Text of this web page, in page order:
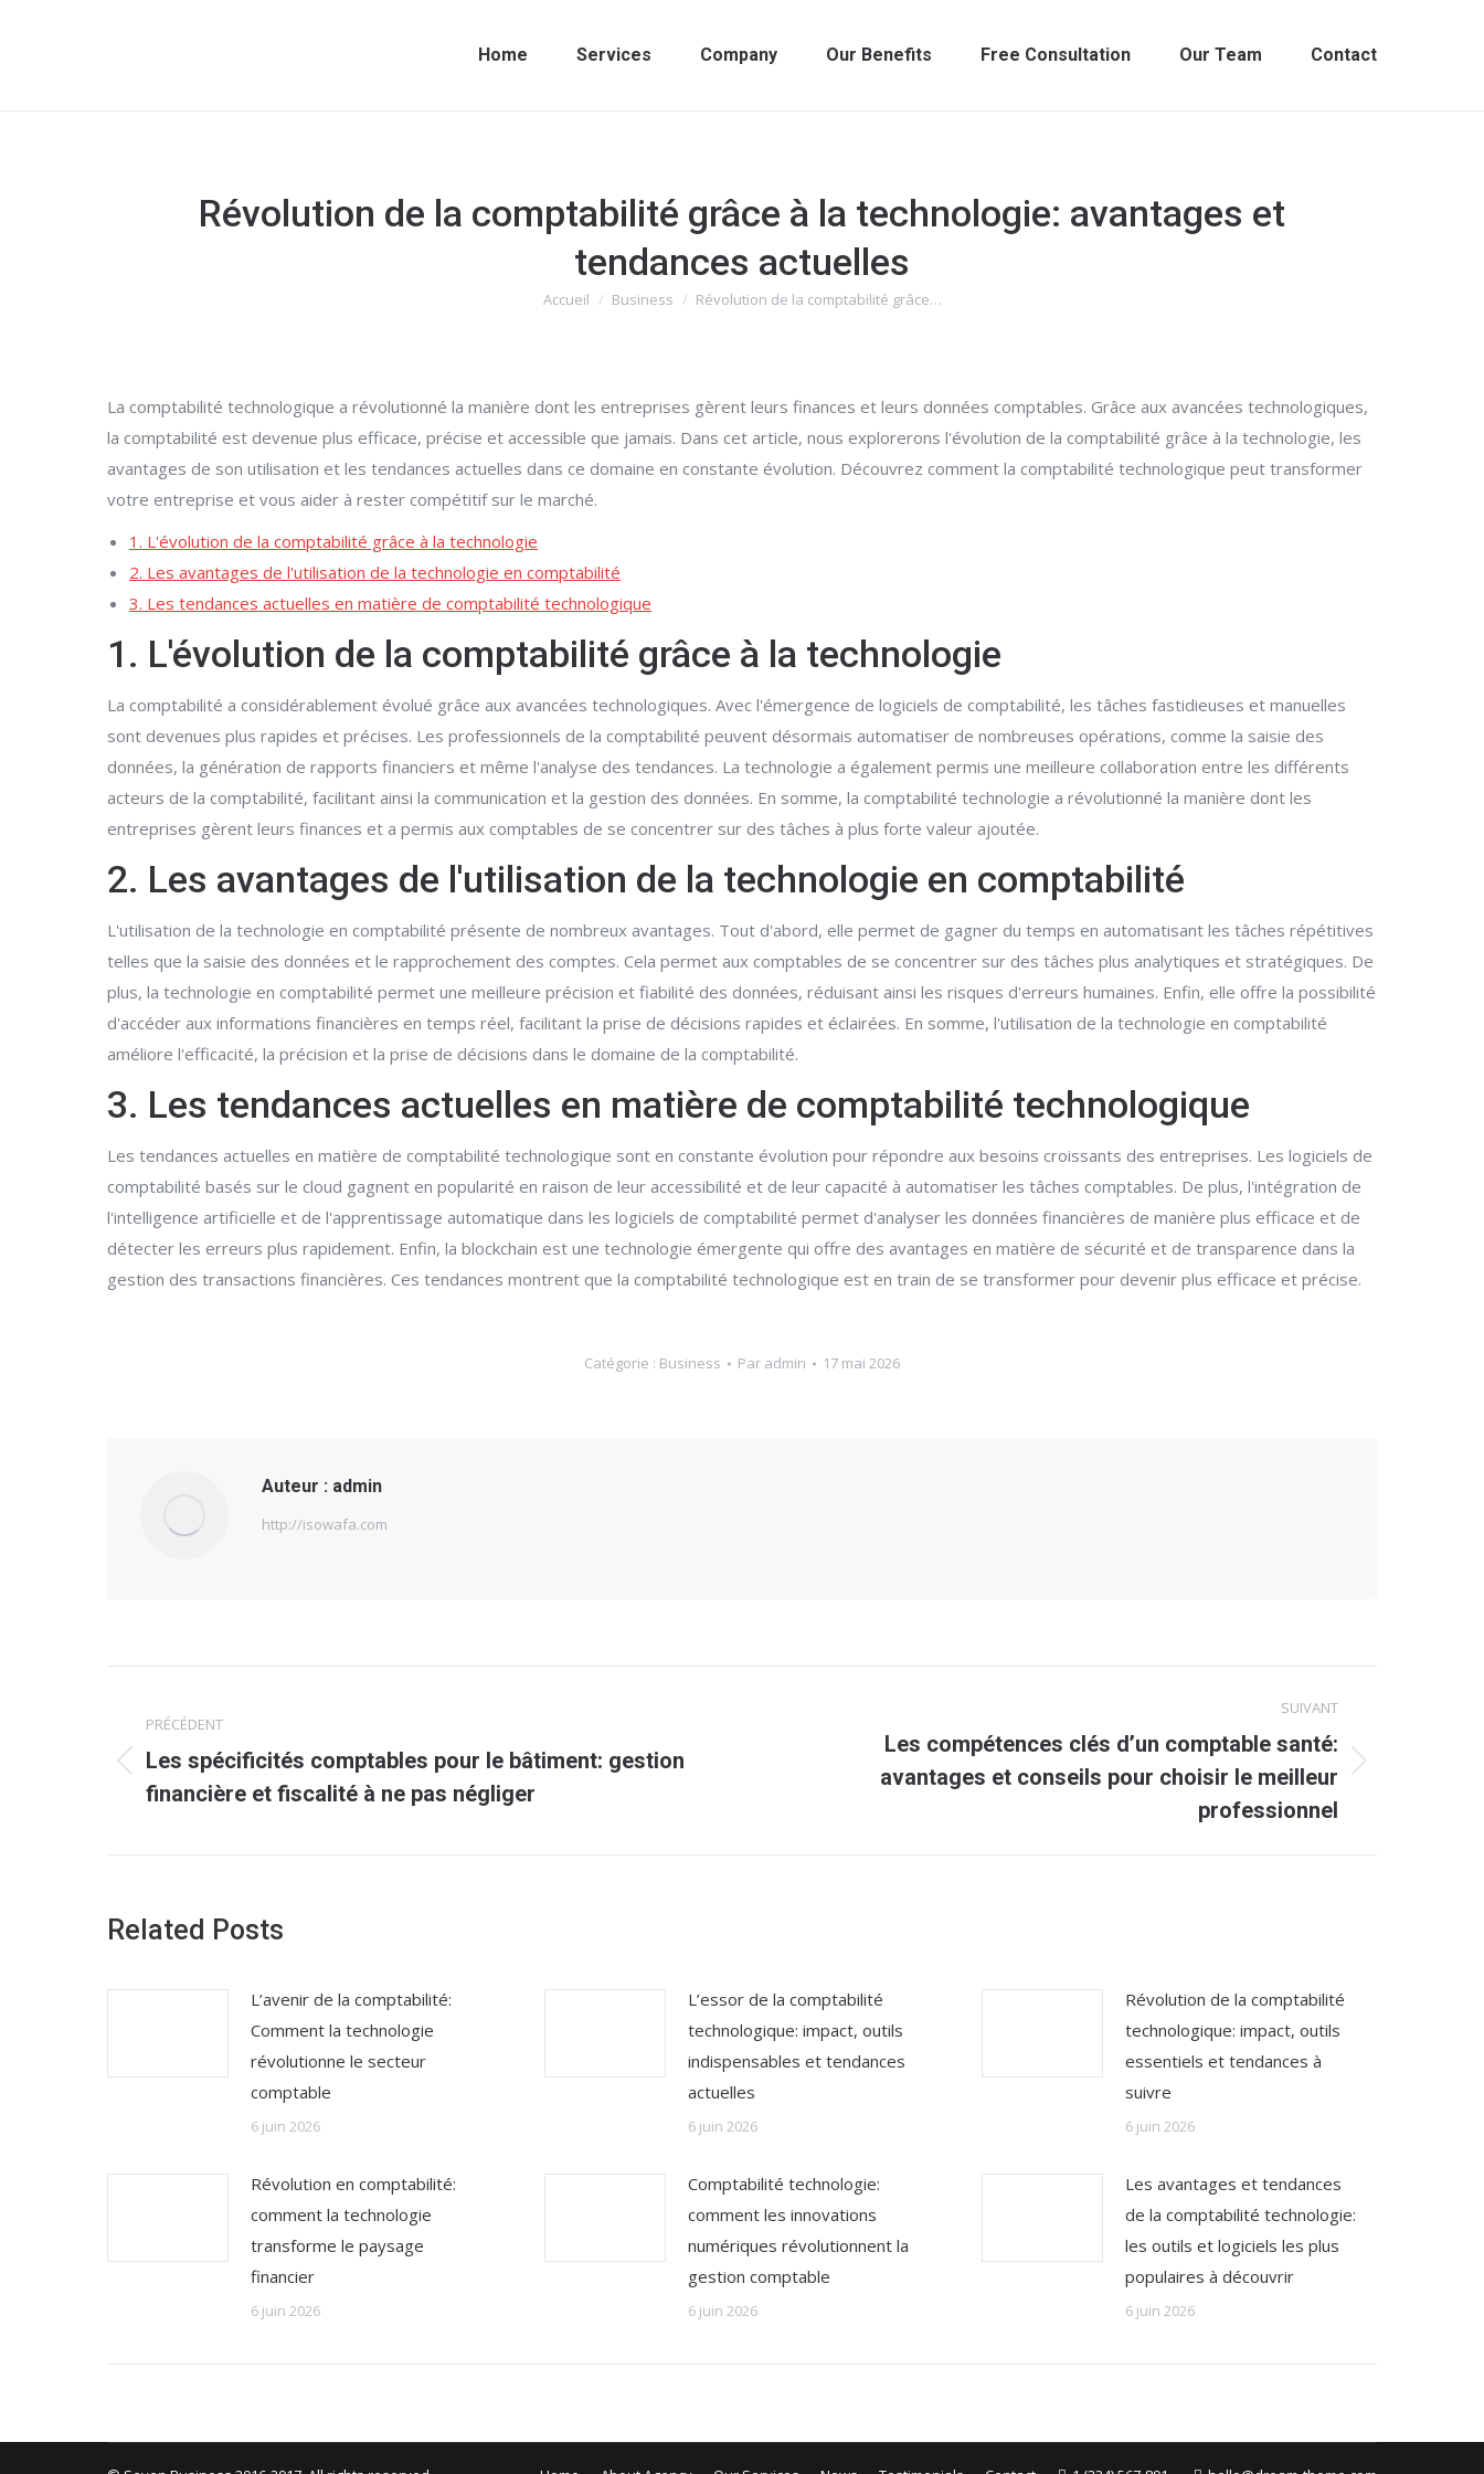
Home Services Company Our Benefits Free Consultation Our Team Contact
Révolution de la comptabilité grâce à la technologie: avantages et
tendances actuelles
Vous êtes ici :
Accueil Business Révolution de la comptabilité grâce…
La comptabilité technologique a révolutionné la manière dont les entreprises gèrent leurs finances et leurs données comptables. Grâce aux avancées technologiques,
la comptabilité est devenue plus efficace, précise et accessible que jamais. Dans cet article, nous explorerons l'évolution de la comptabilité grâce à la technologie, les
avantages de son utilisation et les tendances actuelles dans ce domaine en constante évolution. Découvrez comment la comptabilité technologique peut transformer
votre entreprise et vous aider à rester compétitif sur le marché.
1. L'évolution de la comptabilité grâce à la technologie
2. Les avantages de l'utilisation de la technologie en comptabilité
3. Les tendances actuelles en matière de comptabilité technologique
1. L'évolution de la comptabilité grâce à la technologie
La comptabilité a considérablement évolué grâce aux avancées technologiques. Avec l'émergence de logiciels de comptabilité, les tâches fastidieuses et manuelles
sont devenues plus rapides et précises. Les professionnels de la comptabilité peuvent désormais automatiser de nombreuses opérations, comme la saisie des
données, la génération de rapports financiers et même l'analyse des tendances. La technologie a également permis une meilleure collaboration entre les différents
acteurs de la comptabilité, facilitant ainsi la communication et la gestion des données. En somme, la comptabilité technologie a révolutionné la manière dont les
entreprises gèrent leurs finances et a permis aux comptables de se concentrer sur des tâches à plus forte valeur ajoutée.
2. Les avantages de l'utilisation de la technologie en comptabilité
L'utilisation de la technologie en comptabilité présente de nombreux avantages. Tout d'abord, elle permet de gagner du temps en automatisant les tâches répétitives
telles que la saisie des données et le rapprochement des comptes. Cela permet aux comptables de se concentrer sur des tâches plus analytiques et stratégiques. De
plus, la technologie en comptabilité permet une meilleure précision et fiabilité des données, réduisant ainsi les risques d'erreurs humaines. Enfin, elle offre la possibilité
d'accéder aux informations financières en temps réel, facilitant la prise de décisions rapides et éclairées. En somme, l'utilisation de la technologie en comptabilité
améliore l'efficacité, la précision et la prise de décisions dans le domaine de la comptabilité.
3. Les tendances actuelles en matière de comptabilité technologique
Les tendances actuelles en matière de comptabilité technologique sont en constante évolution pour répondre aux besoins croissants des entreprises. Les logiciels de
comptabilité basés sur le cloud gagnent en popularité en raison de leur accessibilité et de leur capacité à automatiser les tâches comptables. De plus, l'intégration de
l'intelligence artificielle et de l'apprentissage automatique dans les logiciels de comptabilité permet d'analyser les données financières de manière plus efficace et de
détecter les erreurs plus rapidement. Enfin, la blockchain est une technologie émergente qui offre des avantages en matière de sécurité et de transparence dans la
gestion des transactions financières. Ces tendances montrent que la comptabilité technologique est en train de se transformer pour devenir plus efficace et précise.
Catégorie : Business Par admin 17 mai 2026
Auteur : admin
http://isowafa.com
article
PRÉCÉDENT
Article
précédent
Les spécificités comptables pour le bâtiment: gestion
financière et fiscalité à ne pas négliger
SUIVANT
Les compétences clés d’un comptable santé:
avantages et conseils pour choisir le meilleur
professionnel
Related Posts
L’avenir de la comptabilité:
Comment la technologie
révolutionne le secteur
comptable
6 juin 2026
L’essor de la comptabilité
technologique: impact, outils
indispensables et tendances
actuelles
6 juin 2026
Révolution de la comptabilité
technologique: impact, outils
essentiels et tendances à
suivre
6 juin 2026
Révolution en comptabilité:
comment la technologie
transforme le paysage
financier
6 juin 2026
Comptabilité technologie:
comment les innovations
numériques révolutionnent la
gestion comptable
6 juin 2026
Les avantages et tendances
de la comptabilité technologie:
les outils et logiciels les plus
populaires à découvrir
6 juin 2026